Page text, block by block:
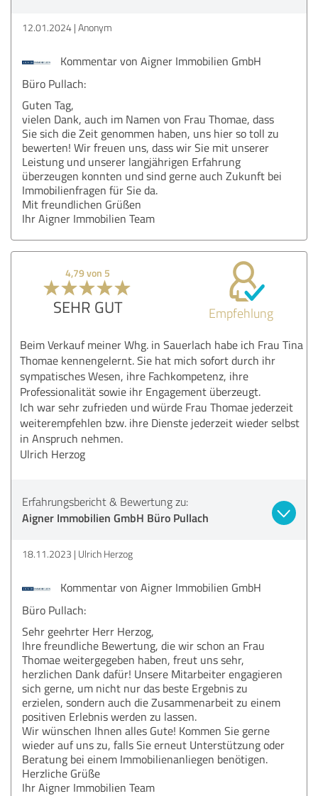
12.01.2024 Anonym
Kommentar von Aigner Immobilien GmbH
Büro Pullach:
Guten Tag,
vielen Dank, auch im Namen von Frau Thomae, dass
Sie sich die Zeit genommen haben, uns hier so toll zu
bewerten! Wir freuen uns, dass wir Sie mit unserer
Leistung und unserer langjährigen Erfahrung
überzeugen konnten und sind gerne auch Zukunft bei
Immobilienfragen für Sie da.
Mit freundlichen Grüßen
Ihr Aigner Immobilien Team
4,79 von 5
SEHR GUT Empfehlung
Beim Verkauf meiner Whg. in Sauerlach habe ich Frau Tina
Thomae kennengelernt. Sie hat mich sofort durch ihr
sympatisches Wesen, ihre Fachkompetenz, ihre
Professionalität sowie ihr Engagement überzeugt.
Ich war sehr zufrieden und würde Frau Thomae jederzeit
weiterempfehlen bzw. ihre Dienste jederzeit wieder selbst
in Anspruch nehmen.
Ulrich Herzog
Erfahrungsbericht & Bewertung zu:
Aigner Immobilien GmbH Büro Pullach
18.11.2023 Ulrich Herzog
Kommentar von Aigner Immobilien GmbH
Büro Pullach:
Sehr geehrter Herr Herzog,
Ihre freundliche Bewertung, die wir schon an Frau
Thomae weitergegeben haben, freut uns sehr,
herzlichen Dank dafür! Unsere Mitarbeiter engagieren
sich gerne, um nicht nur das beste Ergebnis zu
erzielen, sondern auch die Zusammenarbeit zu einem
positiven Erlebnis werden zu lassen.
Wir wünschen Ihnen alles Gute! Kommen Sie gerne
wieder auf uns zu, falls Sie erneut Unterstützung oder
Beratung bei einem Immobilienanliegen benötigen.
Herzliche Grüße
Ihr Aigner Immobilien Team